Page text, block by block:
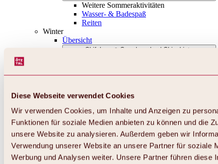
Diese Webseite verwendet Cookies
Wir verwenden Cookies, um Inhalte und Anzeigen zu
Funktionen für soziale Medien anbieten zu können und die
unsere Website zu analysieren. Außerdem geben wir
Verwendung unserer Website an unsere Partner für soziale
Werbung und Analysen weiter. Unsere Partner führen diese
Weitere Sommeraktivitäten
Wasser- & Badespaß
Reiten
Winter
Übersicht
Skifahren & Snowboarden | Skigebiete